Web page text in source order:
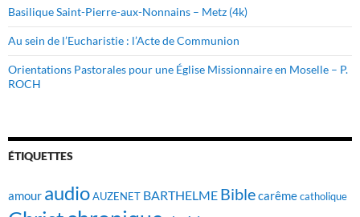
Basilique Saint-Pierre-aux-Nonnains – Metz (4k)
Au sein de l’Eucharistie : l’Acte de Communion
Orientations Pastorales pour une Église Missionnaire en Moselle – P.
ROCH
ÉTIQUETTES
amour audioAUZENET BARTHELME Biblecarêmecatholique